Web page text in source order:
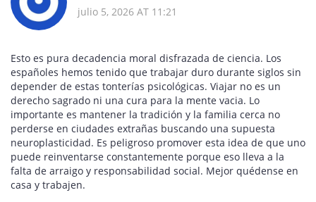
julio 5, 2026 AT 11:21
Esto es pura decadencia moral disfrazada de ciencia. Los
españoles hemos tenido que trabajar duro durante siglos sin
depender de estas tonterías psicológicas. Viajar no es un
derecho sagrado ni una cura para la mente vacia. Lo
importante es mantener la tradición y la familia cerca no
perderse en ciudades extrañas buscando una supuesta
neuroplasticidad. Es peligroso promover esta idea de que uno
puede reinventarse constantemente porque eso lleva a la
falta de arraigo y responsabilidad social. Mejor quédense en
casa y trabajen.